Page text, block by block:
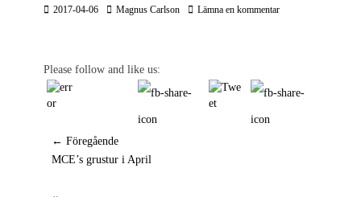
Postades
2017-04-06 Författare
Magnus Carlson Lämna en kommentar
Please follow and like us:
Inläggsnavigering
← Föregående
Föregående
MCE’s grustur i April